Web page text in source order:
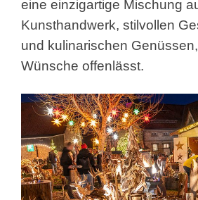
eine einzigartige Mischung
Kunsthandwerk, stilvollen
und kulinarischen
Wünsche offenlässt.